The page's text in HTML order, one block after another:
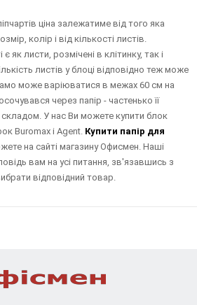
ціна залежатиме від того яка
колір і від кількості листів.
як листи, розмічені в клітинку, так і
листів у блоці відповідно теж може
може варіюватися в межах 60 см на
через папір - частенько її
У нас Ви можете купити блок
Buromax і Agent. Купити папір для
на сайті магазину Офисмен. Наші
вам на усі питання, зв'язавшись з
відповідний товар.